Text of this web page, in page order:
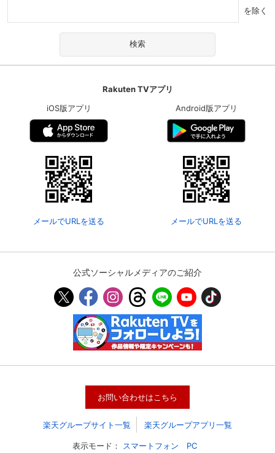
を除く
Rakuten TVアプリ
iOS版アプリ
メールでURLを送る
Android版アプリ
メールでURLを送る
公式ソーシャルメディアのご紹介
お問い合わせはこちら
楽天グループサイト一覧 楽天グループアプリ一覧
表示モード： スマートフォン PC